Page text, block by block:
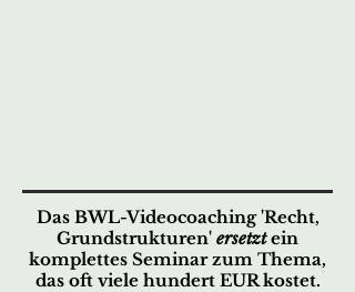
Das BWL-Videocoaching 'Recht,
Grundstrukturen' ersetztein
komplettes Seminar zum Thema,
das oft viele hundert EUR kostet.